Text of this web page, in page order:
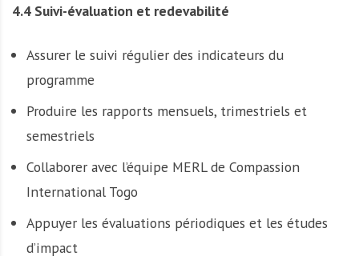
4.4 Suivi-évaluation et redevabilité
Assurer le suivi régulier des indicateurs du
programme
Produire les rapports mensuels, trimestriels et
semestriels
Collaborer avec l’équipe MERL de Compassion
International Togo
Appuyer les évaluations périodiques et les études
d’impact